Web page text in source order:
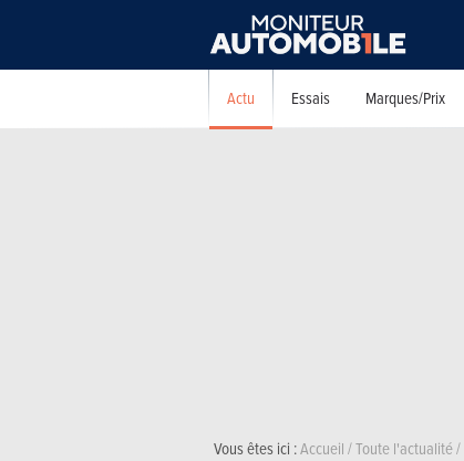
Actu Essais Marques/Prix
Vous êtes ici :Accueil/Toute l'actualité/